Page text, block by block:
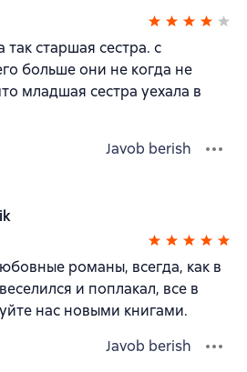
так старшая сестра. с
больше они не когда не
младшая сестра уехала в
Javob berish
романы, всегда, как в
и поплакал, все в
нас новыми книгами.
Javob berish